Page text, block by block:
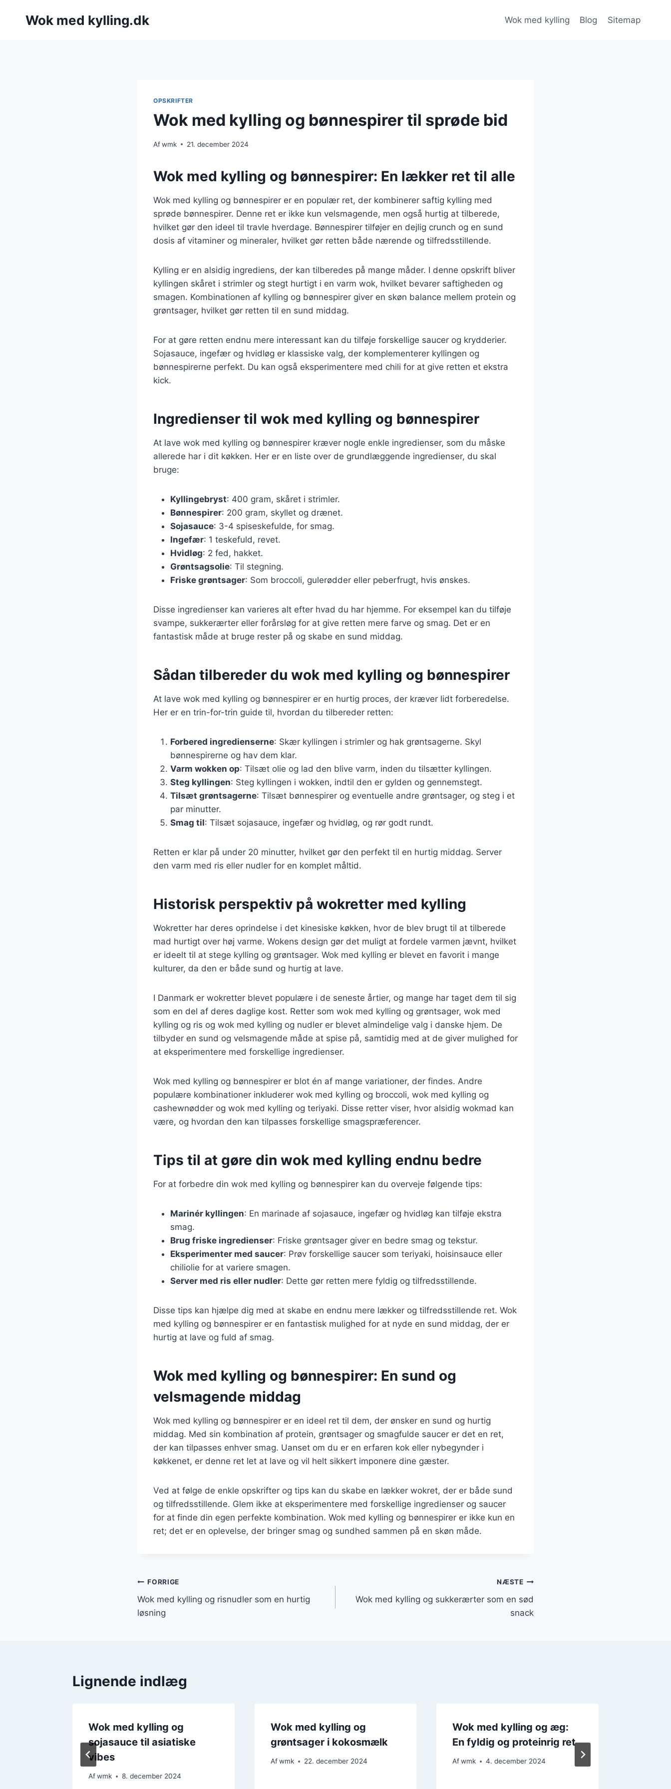
Wok med kylling.dk Wok med kylling Blog Sitemap
OPSKRIFTER
Wok med kylling og bønnespirer til sprøde bid
Afwmk 21. december 2024
Wok med kylling og bønnespirer: En lækker ret til alle
Wok med kylling og bønnespirer er en populær ret, der kombinerer saftig kylling med
sprøde bønnespirer. Denne ret er ikke kun velsmagende, men også hurtig at tilberede,
hvilket gør den ideel til travle hverdage. Bønnespirer tilføjer en dejlig crunch og en sund
dosis af vitaminer og mineraler, hvilket gør retten både nærende og tilfredsstillende.
Kylling er en alsidig ingrediens, der kan tilberedes på mange måder. I denne opskrift bliver
kyllingen skåret i strimler og stegt hurtigt i en varm wok, hvilket bevarer saftigheden og
smagen. Kombinationen af kylling og bønnespirer giver en skøn balance mellem protein og
grøntsager, hvilket gør retten til en sund middag.
For at gøre retten endnu mere interessant kan du tilføje forskellige saucer og krydderier.
Sojasauce, ingefær og hvidløg er klassiske valg, der komplementerer kyllingen og
bønnespirerne perfekt. Du kan også eksperimentere med chili for at give retten et ekstra
kick.
Ingredienser til wok med kylling og bønnespirer
At lave wok med kylling og bønnespirer kræver nogle enkle ingredienser, som du måske
allerede har i dit køkken. Her er en liste over de grundlæggende ingredienser, du skal
bruge:
Kyllingebryst: 400 gram, skåret i strimler.
Bønnespirer: 200 gram, skyllet og drænet.
Sojasauce: 3-4 spiseskefulde, for smag.
Ingefær: 1 teskefuld, revet.
Hvidløg: 2 fed, hakket.
Grøntsagsolie: Til stegning.
Friske grøntsager: Som broccoli, gulerødder eller peberfrugt, hvis ønskes.
Disse ingredienser kan varieres alt efter hvad du har hjemme. For eksempel kan du tilføje
svampe, sukkerærter eller forårsløg for at give retten mere farve og smag. Det er en
fantastisk måde at bruge rester på og skabe en sund middag.
Sådan tilbereder du wok med kylling og bønnespirer
At lave wok med kylling og bønnespirer er en hurtig proces, der kræver lidt forberedelse.
Her er en trin-for-trin guide til, hvordan du tilbereder retten:
Forbered ingredienserne: Skær kyllingen i strimler og hak grøntsagerne. Skyl
bønnespirerne og hav dem klar.
Varm wokken op: Tilsæt olie og lad den blive varm, inden du tilsætter kyllingen.
Steg kyllingen: Steg kyllingen i wokken, indtil den er gylden og gennemstegt.
Tilsæt grøntsagerne: Tilsæt bønnespirer og eventuelle andre grøntsager, og steg i et
par minutter.
Smag til: Tilsæt sojasauce, ingefær og hvidløg, og rør godt rundt.
Retten er klar på under 20 minutter, hvilket gør den perfekt til en hurtig middag. Server
den varm med ris eller nudler for en komplet måltid.
Historisk perspektiv på wokretter med kylling
Wokretter har deres oprindelse i det kinesiske køkken, hvor de blev brugt til at tilberede
mad hurtigt over høj varme. Wokens design gør det muligt at fordele varmen jævnt, hvilket
er ideelt til at stege kylling og grøntsager. Wok med kylling er blevet en favorit i mange
kulturer, da den er både sund og hurtig at lave.
I Danmark er wokretter blevet populære i de seneste årtier, og mange har taget dem til sig
som en del af deres daglige kost. Retter som wok med kylling og grøntsager, wok med
kylling og ris og wok med kylling og nudler er blevet almindelige valg i danske hjem. De
tilbyder en sund og velsmagende måde at spise på, samtidig med at de giver mulighed for
at eksperimentere med forskellige ingredienser.
Wok med kylling og bønnespirer er blot én af mange variationer, der findes. Andre
populære kombinationer inkluderer wok med kylling og broccoli, wok med kylling og
cashewnødder og wok med kylling og teriyaki. Disse retter viser, hvor alsidig wokmad kan
være, og hvordan den kan tilpasses forskellige smagspræferencer.
Tips til at gøre din wok med kylling endnu bedre
For at forbedre din wok med kylling og bønnespirer kan du overveje følgende tips:
Marinér kyllingen: En marinade af sojasauce, ingefær og hvidløg kan tilføje ekstra
smag.
Brug friske ingredienser: Friske grøntsager giver en bedre smag og tekstur.
Eksperimenter med saucer: Prøv forskellige saucer som teriyaki, hoisinsauce eller
chiliolie for at variere smagen.
Server med ris eller nudler: Dette gør retten mere fyldig og tilfredsstillende.
Disse tips kan hjælpe dig med at skabe en endnu mere lækker og tilfredsstillende ret. Wok
med kylling og bønnespirer er en fantastisk mulighed for at nyde en sund middag, der er
hurtig at lave og fuld af smag.
Wok med kylling og bønnespirer: En sund og
velsmagende middag
Wok med kylling og bønnespirer er en ideel ret til dem, der ønsker en sund og hurtig
middag. Med sin kombination af protein, grøntsager og smagfulde saucer er det en ret,
der kan tilpasses enhver smag. Uanset om du er en erfaren kok eller nybegynder i
køkkenet, er denne ret let at lave og vil helt sikkert imponere dine gæster.
Ved at følge de enkle opskrifter og tips kan du skabe en lækker wokret, der er både sund
og tilfredsstillende. Glem ikke at eksperimentere med forskellige ingredienser og saucer
for at finde din egen perfekte kombination. Wok med kylling og bønnespirer er ikke kun en
ret; det er en oplevelse, der bringer smag og sundhed sammen på en skøn måde.
Indlægsnavigation
FORRIGE
Wok med kylling og risnudler som en hurtig
løsning
NÆSTE
Wok med kylling og sukkerærter som en sød
snack
Lignende indlæg
Wok med kylling og
sojasauce til asiatiske
vibes
Afwmk 8. december 2024
Wok med kylling og
grøntsager i kokosmælk
Af wmk 22. december 2024
Wok med kylling og æg:
En fyldig og proteinrig ret
Af wmk 4. december 2024